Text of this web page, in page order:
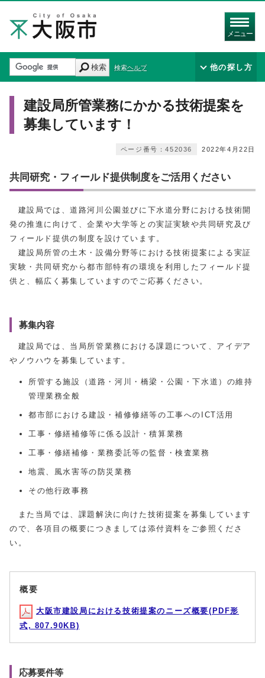
メニュー
検索 検索ヘルプ 他の探し方
建設局所管業務にかかる技術提案を
募集しています！
2022年4月22日
ページ番号：452036
共同研究・フィールド提供制度をご活用ください
建設局では、道路河川公園並びに下水道分野における技術開
発の推進に向けて、企業や大学等との実証実験や共同研究及び
フィールド提供の制度を設けています。
建設局所管の土木・設備分野等における技術提案による実証
実験・共同研究から都市部特有の環境を利用したフィールド提
供と、幅広く募集していますのでご応募ください。
募集内容
建設局では、当局所管業務における課題について、アイデア
やノウハウを募集しています。
所管する施設（道路・河川・橋梁・公園・下水道）の維持
管理業務全般
都市部における建設・補修修繕等の工事へのICT活用
工事・修繕補修等に係る設計・積算業務
工事・修繕補修・業務委託等の監督・検査業務
地震、風水害等の防災業務
その他行政事務
また当局では、課題解決に向けた技術提案を募集しています
ので、各項目の概要につきましては添付資料をご参照くださ
い。
概要
大阪市建設局における技術提案のニーズ概要(PDF形
式, 807.90KB)
応募要件等